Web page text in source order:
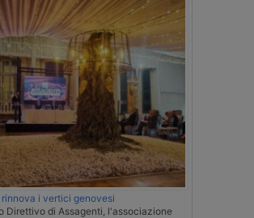
rinnova i vertici genovesi
Direttivo di Assagenti, l'associazione